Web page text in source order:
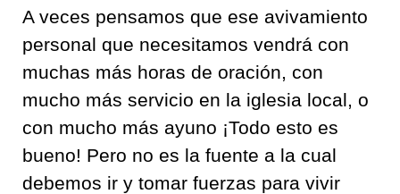
A veces pensamos que ese avivamiento
personal que necesitamos vendrá con
muchas más horas de oración, con
mucho más servicio en la iglesia local, o
con mucho más ayuno ¡Todo esto es
bueno! Pero no es la fuente a la cual
debemos ir y tomar fuerzas para vivir